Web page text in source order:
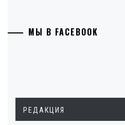
МЫ В FACEBOOK
РЕДАКЦИЯ